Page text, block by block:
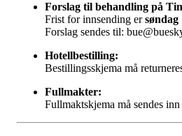
Forslag til behandling på
Frist for innsending ersøndag
Forslag sendes til:
Hotellbestilling:
Bestillingsskjema må
Fullmakter:
Fullmaktskjema må sendes